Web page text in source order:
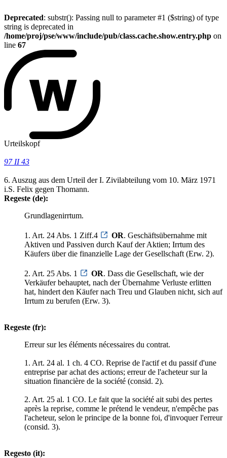
Deprecated: substr(): Passing null to parameter #1 ($string) of type
string is deprecated in
/home/proj/pse/www/include/pub/class.cache.show.entry.php on
line 67
Urteilskopf
97 II 43
6. Auszug aus dem Urteil der I. Zivilabteilung vom 10. März 1971
i.S. Felix gegen Thomann.
Regeste (de):
Grundlagenirrtum.
1. Art. 24 Abs. 1 Ziff.4 OR. Geschäftsübernahme mit
Aktiven und Passiven durch Kauf der Aktien; Irrtum des
Käufers über die finanzielle Lage der Gesellschaft (Erw. 2).
2. Art. 25 Abs. 1 OR. Dass die Gesellschaft, wie der
Verkäufer behauptet, nach der Übernahme Verluste erlitten
hat, hindert den Käufer nach Treu und Glauben nicht, sich auf
Irrtum zu berufen (Erw. 3).
Regeste (fr):
Erreur sur les éléments nécessaires du contrat.
1. Art. 24 al. 1 ch. 4 CO. Reprise de l'actif et du passif d'une
entreprise par achat des actions; erreur de l'acheteur sur la
situation financière de la société (consid. 2).
2. Art. 25 al. 1 CO. Le fait que la société ait subi des pertes
après la reprise, comme le prétend le vendeur, n'empêche pas
l'acheteur, selon le principe de la bonne foi, d'invoquer l'erreur
(consid. 3).
Regesto (it):